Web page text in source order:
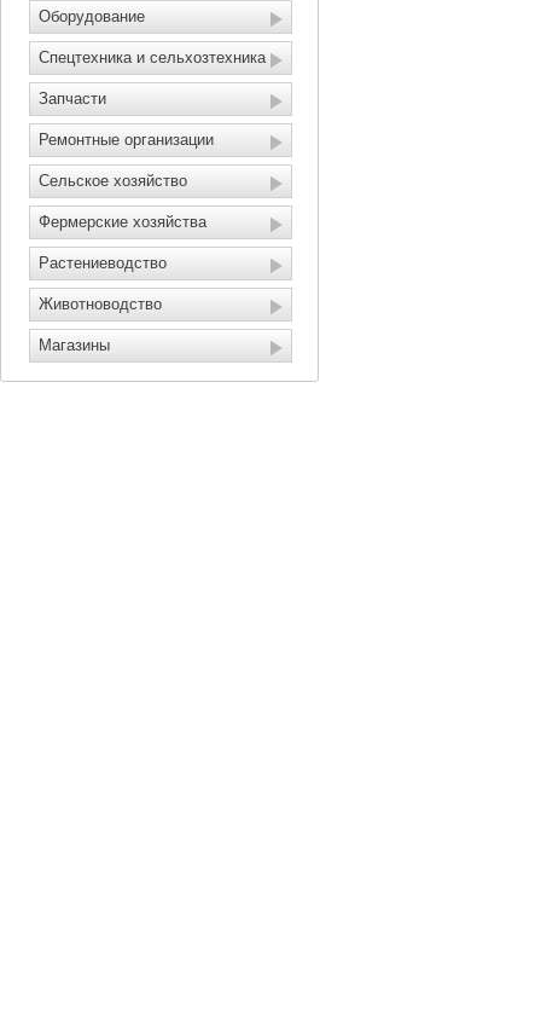
Оборудование
Спецтехника и сельхозтехника
Запчасти
Ремонтные организации
Сельское хозяйство
Фермерские хозяйства
Растениеводство
Животноводство
Магазины